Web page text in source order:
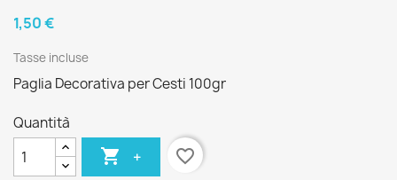
1,50 €
Tasse incluse
Paglia Decorativa per Cesti 100gr
Quantità
 + favorite_border